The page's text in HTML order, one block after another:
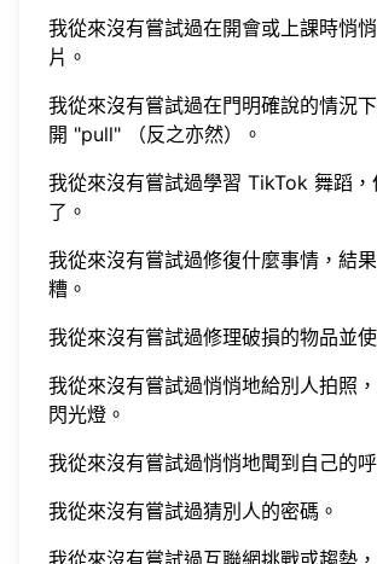
我從來沒有嘗試過在開會或上課時悄
片。
我從來沒有嘗試過在門明確說的情況
開 "pull" （反之亦然）。
我從來沒有嘗試過學習 TikTok 舞蹈
了。
我從來沒有嘗試過修復什麼事情，結
糟。
我從來沒有嘗試過修理破損的物品並
我從來沒有嘗試過悄悄地給別人拍照
閃光燈。
我從來沒有嘗試過悄悄地聞到自己的呼
我從來沒有嘗試過猜別人的密碼。
我從來沒有嘗試過互聯網挑戰或趨勢